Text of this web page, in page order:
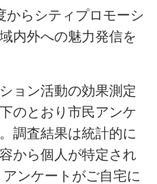
からシティプロモーシ
内外への魅力発信を
ョン活動の効果測定
のとおり市民アンケ
調査結果は統計的に
から個人が特定され
ンケートがご自宅に